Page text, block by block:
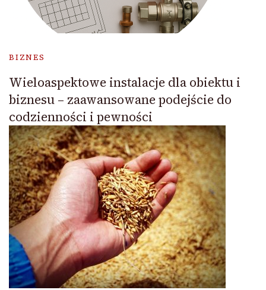
BIZNES
Wieloaspektowe instalacje dla obiektu i
biznesu – zaawansowane podejście do
codzienności i pewności